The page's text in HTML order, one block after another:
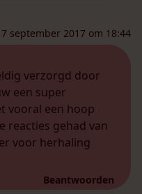
september 2017 om 18:44
verzorgd door
een super
vooral een hoop
reacties gehad van
voor herhaling
Beantwoorden